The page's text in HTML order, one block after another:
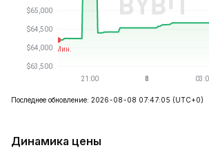
Последнее обновление: 2026-08-08 07:47:05 (UTC+0)
Динамика цены